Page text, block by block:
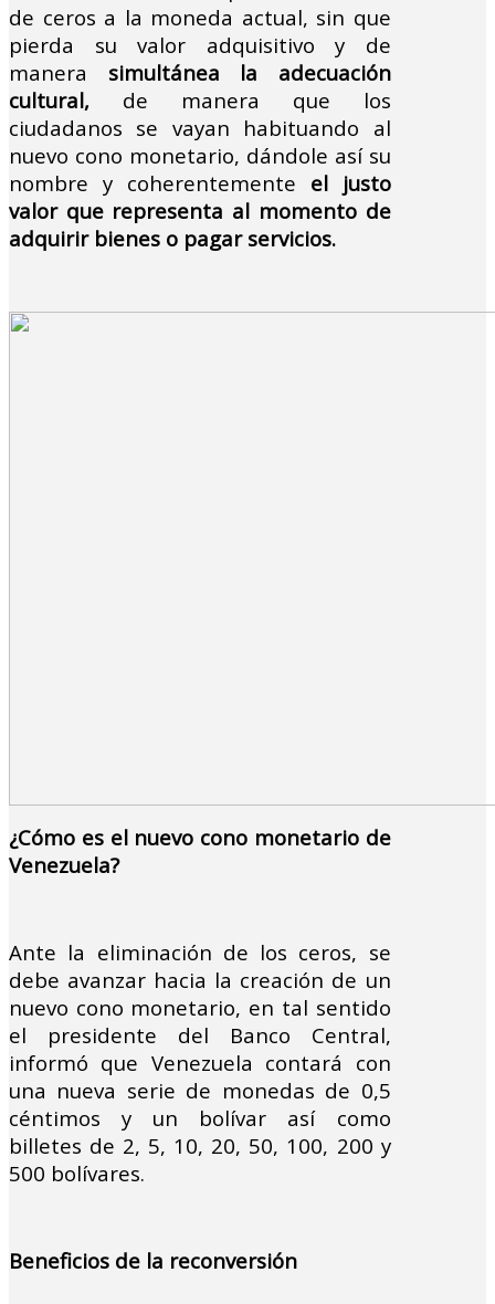
de ceros a la moneda actual, sin que
pierda su valor adquisitivo y de
manera simultánea la adecuación
cultural, de manera que los
ciudadanos se vayan habituando al
nuevo cono monetario, dándole así su
nombre y coherentemente el justo
valor que representa al momento de
adquirir bienes o pagar servicios.
¿Cómo es el nuevo cono monetario de
Venezuela?
Ante la eliminación de los ceros, se
debe avanzar hacia la creación de un
nuevo cono monetario, en tal sentido
el presidente del Banco Central,
informó que Venezuela contará con
una nueva serie de monedas de 0,5
céntimos y un bolívar así como
billetes de 2, 5, 10, 20, 50, 100, 200 y
500 bolívares.
Beneficios de la reconversión